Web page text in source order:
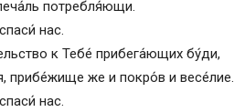
потребля́ющи.
нас.
к Тебе́ прибега́ющих бу́ди,
прибе́жище же и покро́в и весе́лие.
нас.